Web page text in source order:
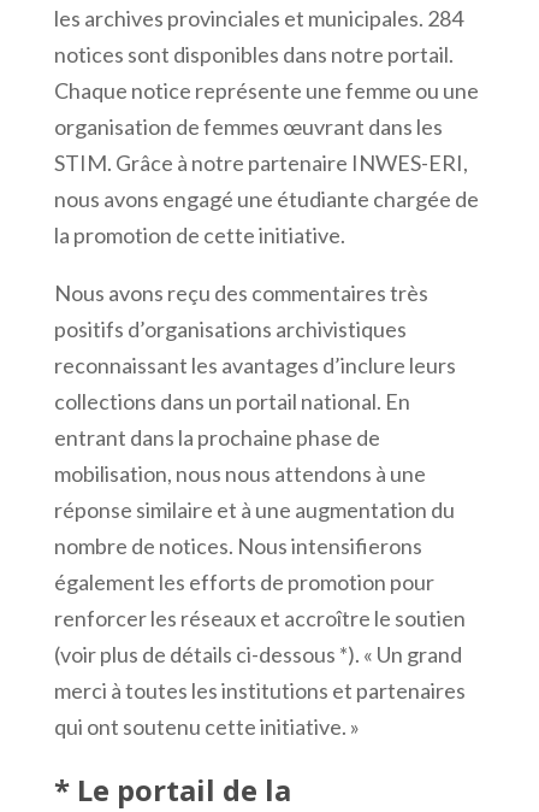
les archives provinciales et municipales. 284
notices sont disponibles dans notre portail.
Chaque notice représente une femme ou une
organisation de femmes œuvrant dans les
STIM. Grâce à notre partenaire INWES-ERI,
nous avons engagé une étudiante chargée de
la promotion de cette initiative.
Nous avons reçu des commentaires très
positifs d’organisations archivistiques
reconnaissant les avantages d’inclure leurs
collections dans un portail national. En
entrant dans la prochaine phase de
mobilisation, nous nous attendons à une
réponse similaire et à une augmentation du
nombre de notices. Nous intensifierons
également les efforts de promotion pour
renforcer les réseaux et accroître le soutien
(voir plus de détails ci-dessous *). « Un grand
merci à toutes les institutions et partenaires
qui ont soutenu cette initiative. »
* Le portail de la